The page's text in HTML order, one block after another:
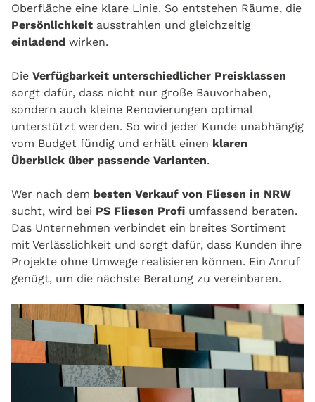
Oberfläche eine klare Linie. So entstehen Räume, die
Persönlichkeit ausstrahlen und gleichzeitig
einladend wirken.
Die Verfügbarkeit unterschiedlicher Preisklassen
sorgt dafür, dass nicht nur große Bauvorhaben,
sondern auch kleine Renovierungen optimal
unterstützt werden. So wird jeder Kunde unabhängig
vom Budget fündig und erhält einen klaren
Überblick über passende Varianten.
Wer nach dem besten Verkauf von Fliesen in NRW
sucht, wird bei PS Fliesen Profi umfassend beraten.
Das Unternehmen verbindet ein breites Sortiment
mit Verlässlichkeit und sorgt dafür, dass Kunden ihre
Projekte ohne Umwege realisieren können. Ein Anruf
genügt, um die nächste Beratung zu vereinbaren.